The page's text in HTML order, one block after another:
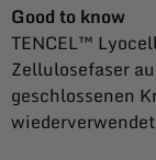
Good to know
TENCEL™
Zellulosefaser
geschlossenen